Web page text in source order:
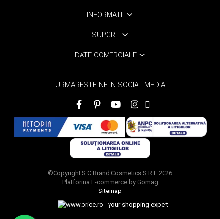
INFORMATII
SUPORT
DATE COMERCIALE
URMARESTE-NE IN SOCIAL MEDIA
©Copyright S.C Brand Cosmetics S.R.L 2026
Platforma E-commerce by Gomag
Sitemap